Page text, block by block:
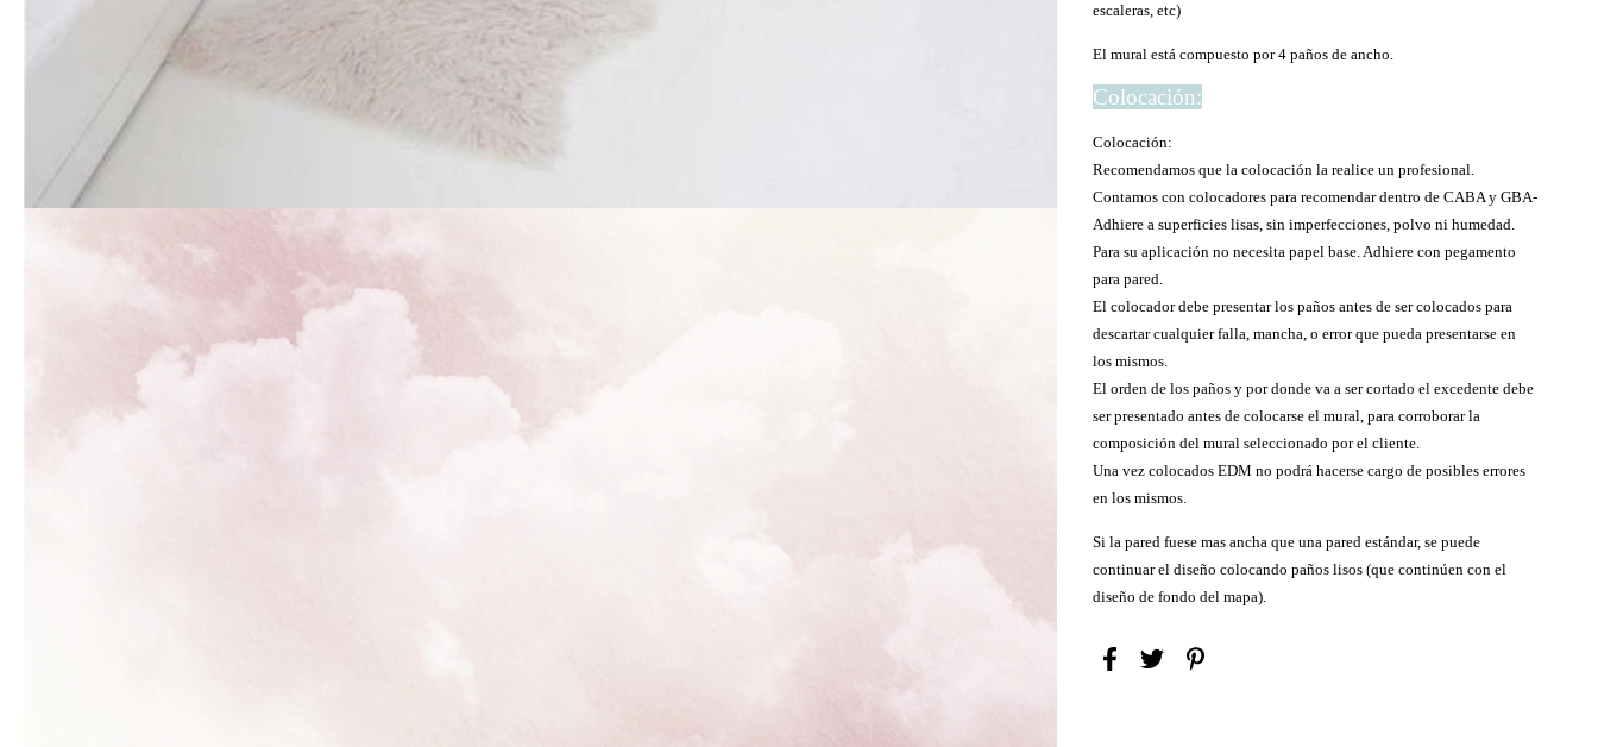
escaleras, etc)
El mural está compuesto por 4 paños de ancho.
Colocación:
Colocación:
Recomendamos que la colocación la realice un profesional.
Contamos con colocadores para recomendar dentro de CABA y GBA-
Adhiere a superficies lisas, sin imperfecciones, polvo ni humedad.
Para su aplicación no necesita papel base. Adhiere con pegamento
para pared.
El colocador debe presentar los paños antes de ser colocados para
descartar cualquier falla, mancha, o error que pueda presentarse en
los mismos.
El orden de los paños y por donde va a ser cortado el excedente debe
ser presentado antes de colocarse el mural, para corroborar la
composición del mural seleccionado por el cliente.
Una vez colocados EDM no podrá hacerse cargo de posibles errores
en los mismos.
Si la pared fuese mas ancha que una pared estándar, se puede
continuar el diseño colocando paños lisos (que continúen con el
diseño de fondo del mapa).